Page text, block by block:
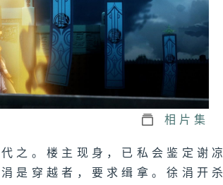
第四集：真男主
第三集：旁门左道
第二集：奈何香
相片集
之。楼主现身，已私会鉴定谢
是穿越者，要求缉拿。徐涓开